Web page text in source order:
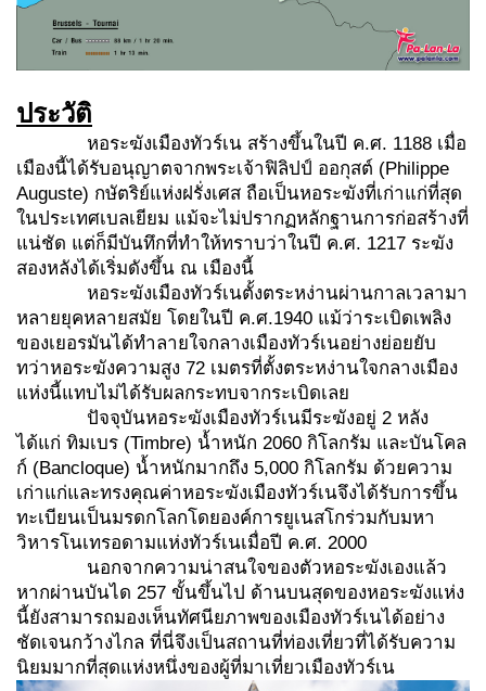
ประวัติ
หอระฆังเมืองทัวร์เน สร้างขึ้นในปี ค.ศ. 1188 เมื่อ
เมืองนี้ได้รับอนุญาตจากพระเจ้าฟิลิปป์ ออกุสต์ (Philippe
Auguste) กษัตริย์แห่งฝรั่งเศส ถือเป็นหอระฆังที่เก่าแก่ที่สุด
ในประเทศเบลเยียม แม้จะไม่ปรากฏหลักฐานการก่อสร้างที่
แน่ชัด แต่ก็มีบันทึกที่ทำให้ทราบว่าในปี ค.ศ. 1217 ระฆัง
สองหลังได้เริ่มดังขึ้น ณ เมืองนี้
หอระฆังเมืองทัวร์เนตั้งตระหง่านผ่านกาลเวลามา
หลายยุคหลายสมัย โดยในปี ค.ศ.1940 แม้ว่าระเบิดเพลิง
ของเยอรมันได้ทำลายใจกลางเมืองทัวร์เนอย่างย่อยยับ
ทว่าหอระฆังความสูง 72 เมตรที่ตั้งตระหง่านใจกลางเมือง
แห่งนี้แทบไม่ได้รับผลกระทบจากระเบิดเลย
ปัจจุบันหอระฆังเมืองทัวร์เนมีระฆังอยู่ 2 หลัง
ได้แก่ ทิมเบร (Timbre) น้ำหนัก 2060 กิโลกรัม และบันโคล
ก์ (Bancloque) น้ำหนักมากถึง 5,000 กิโลกรัม ด้วยความ
เก่าแก่และทรงคุณค่าหอระฆังเมืองทัวร์เนจึงได้รับการขึ้น
ทะเบียนเป็นมรดกโลกโดยองค์การยูเนสโกร่วมกับมหา
วิหารโนเทรอดามแห่งทัวร์เนเมื่อปี ค.ศ. 2000
นอกจากความน่าสนใจของตัวหอระฆังเองแล้ว
หากผ่านบันได 257 ขั้นขึ้นไป ด้านบนสุดของหอระฆังแห่ง
นี้ยังสามารถมองเห็นทัศนียภาพของเมืองทัวร์เนได้อย่าง
ชัดเจนกว้างไกล ที่นี่จึงเป็นสถานที่ท่องเที่ยวที่ได้รับความ
นิยมมากที่สุดแห่งหนึ่งของผู้ที่มาเที่ยวเมืองทัวร์เน